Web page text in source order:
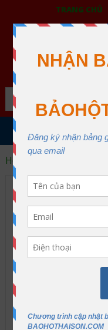
TRANG CHỦ
BẢO HỘ
XƯỞNG
MENU
Home
quan ao
tphcm
Kinh
cho công ty
Hôm nay